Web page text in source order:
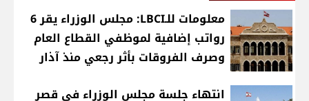
معلومات للـLBCI: مجلس الوزراء يقر 6
رواتب إضافية لموظفي القطاع العام
وصرف الفروقات بأثر رجعي منذ آذار
انتهاء جلسة مجلس الوزراء في قصر